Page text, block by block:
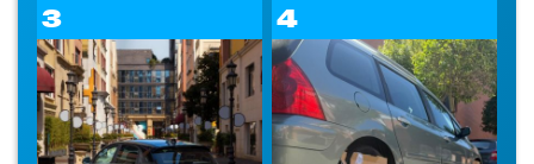
3 4